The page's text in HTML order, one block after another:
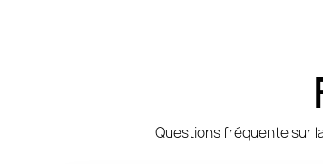
Questions fréquente sur